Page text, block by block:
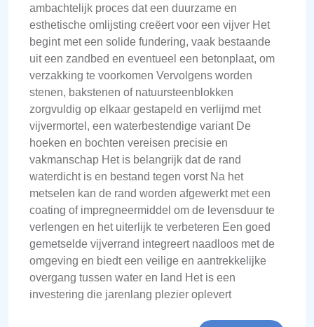
ambachtelijk proces dat een duurzame en
esthetische omlijsting creëert voor een vijver Het
begint met een solide fundering, vaak bestaande
uit een zandbed en eventueel een betonplaat, om
verzakking te voorkomen Vervolgens worden
stenen, bakstenen of natuursteenblokken
zorgvuldig op elkaar gestapeld en verlijmd met
vijvermortel, een waterbestendige variant De
hoeken en bochten vereisen precisie en
vakmanschap Het is belangrijk dat de rand
waterdicht is en bestand tegen vorst Na het
metselen kan de rand worden afgewerkt met een
coating of impregneermiddel om de levensduur te
verlengen en het uiterlijk te verbeteren Een goed
gemetselde vijverrand integreert naadloos met de
omgeving en biedt een veilige en aantrekkelijke
overgang tussen water en land Het is een
investering die jarenlang plezier oplevert